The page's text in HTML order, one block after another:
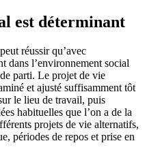
est déterminant
réussir qu’avec
dans l’environnement social
parti. Le projet de vie
et ajusté suffisamment tôt
le lieu de travail, puis
habituelles que l’on a de la
projets de vie alternatifs,
périodes de repos et prise en